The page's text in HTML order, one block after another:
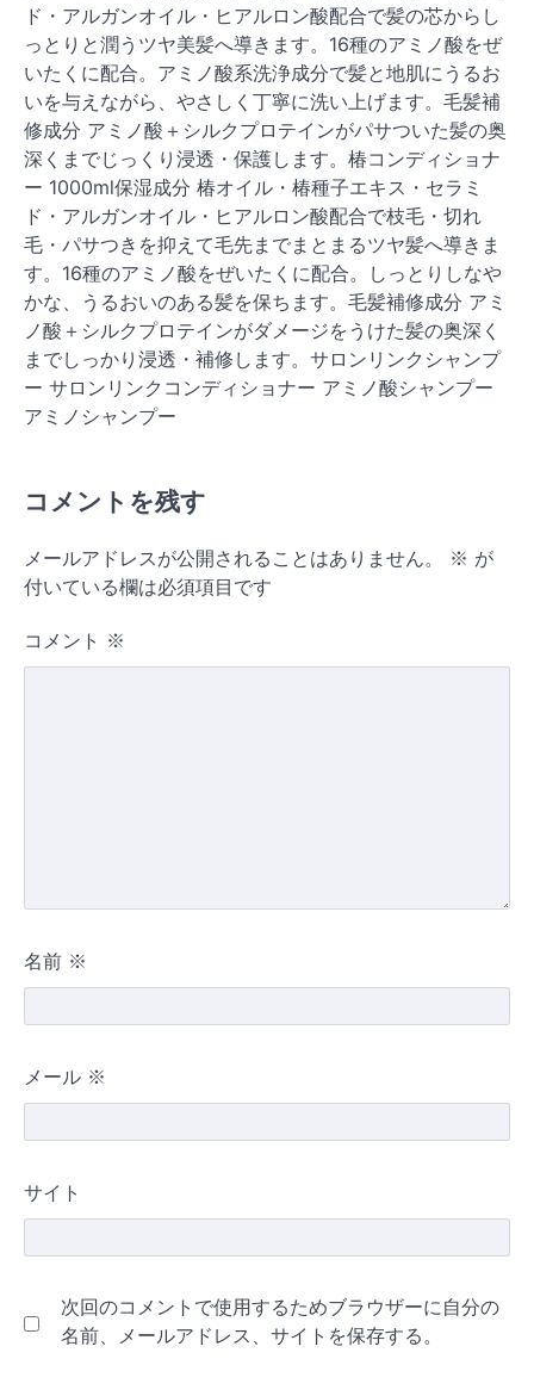
ド・アルガンオイル・ヒアルロン酸配合で髪の芯からし
っとりと潤うツヤ美髪へ導きます。16種のアミノ酸をぜ
いたくに配合。アミノ酸系洗浄成分で髪と地肌にうるお
いを与えながら、やさしく丁寧に洗い上げます。毛髪補
修成分 アミノ酸＋シルクプロテインがパサついた髪の奥
深くまでじっくり浸透・保護します。椿コンディショナ
ー 1000ml保湿成分 椿オイル・椿種子エキス・セラミ
ド・アルガンオイル・ヒアルロン酸配合で枝毛・切れ
毛・パサつきを抑えて毛先までまとまるツヤ髪へ導きま
す。16種のアミノ酸をぜいたくに配合。しっとりしなや
かな、うるおいのある髪を保ちます。毛髪補修成分 アミ
ノ酸＋シルクプロテインがダメージをうけた髪の奥深く
までしっかり浸透・補修します。サロンリンクシャンプ
ー サロンリンクコンディショナー アミノ酸シャンプー
アミノシャンプー
コメントを残す
メールアドレスが公開されることはありません。 ※ が
付いている欄は必須項目です
コメント ※
名前 ※
メール ※
サイト
次回のコメントで使用するためブラウザーに自分の
名前、メールアドレス、サイトを保存する。